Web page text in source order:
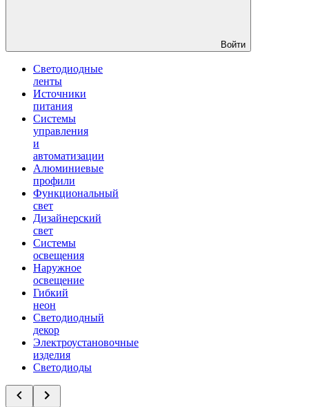
Войти
Светодиодные
ленты
Источники
питания
Системы
управления
и
автоматизации
Алюминиевые
профили
Функциональный
свет
Дизайнерский
свет
Системы
освещения
Наружное
освещение
Гибкий
неон
Светодиодный
декор
Электроустановочные
изделия
Светодиоды